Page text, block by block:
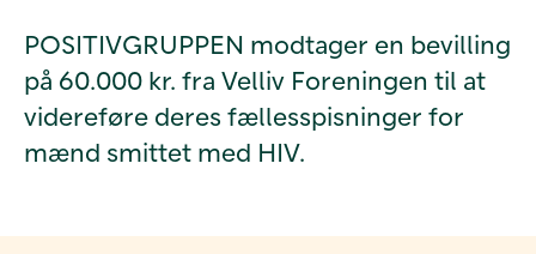
POSITIVGRUPPEN modtager en bevilling
på 60.000 kr. fra Velliv Foreningen til at
videreføre deres fællesspisninger for
mænd smittet med HIV.